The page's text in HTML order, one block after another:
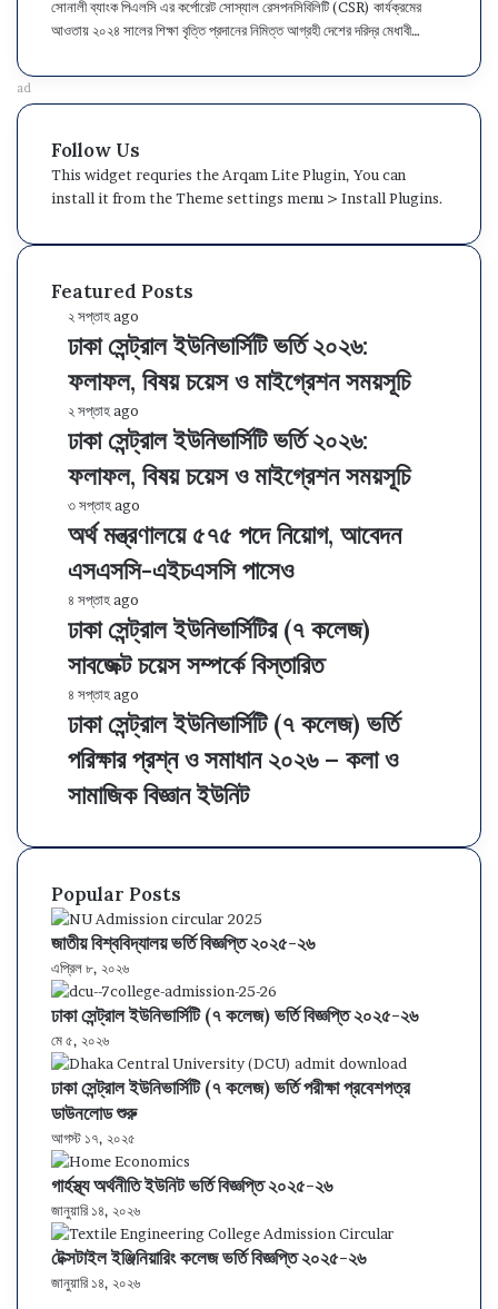
ক্ষা
বি
জ্ঞ
প্তি
০
৫
সোনালী ব্যাংক পিএলসি এর কর্পোরেট সোস্যাল রেসপনসিবিলিটি (CSR) কার্যক্রমের
আওতায় ২০২৪ সালের শিক্ষা বৃত্তি প্রদানের নিমিত্ত আগ্রহী দেশের দরিদ্র মেধাবী…
ad
Follow Us
This widget requries the Arqam Lite Plugin, You can
install it from the Theme settings menu > Install Plugins.
Featured Posts
ঢা
কা
ন্ট্রা
ল
ই
নি
ভা
র্সি
ভ
র্তি
২
০
২
৬
:
ফ
লা
বি
য়
চ
য়ে
স
ও
মা
ই
গ্রে
শ
ন
স
ম
য়
সূ
চি
২ সপ্তাহ ago
ঢাকা সেন্ট্রাল ইউনিভার্সিটি ভর্তি ২০২৬:
ফলাফল, বিষয় চয়েস ও মাইগ্রেশন সময়সূচি
ঢা
কা
ন্ট্রা
ল
ই
নি
ভা
র্সি
টি
ভ
র্তি
২
০
২
৬
লা
ল
,
বি
ষ
য়
চ
য়ে
স
ও
মা
ই
গ্রে
শ
ন
স
ম
য়
সূ
২ সপ্তাহ ago
ঢাকা সেন্ট্রাল ইউনিভার্সিটি ভর্তি ২০২৬:
ফলাফল, বিষয় চয়েস ও মাইগ্রেশন সময়সূচি
অ
র্থ
ন্ত্র
ণা
ল
৫
৭
৫
প
দে
নি
য়ো
বে
দ
ন
এ
স
এ
স
সি
-
এ
ই
চ
এ
স
সি
পা
সে
৩ সপ্তাহ ago
অর্থ মন্ত্রণালয়ে ৫৭৫ পদে নিয়োগ, আবেদন
এসএসসি-এইচএসসি পাসেও
ঢা
কা
ন্ট্রা
ল
ই
নি
ভা
৭
ক
লে
জ
)
সা
ব
জে
ক্ট
চ
য়ে
স
স
ম্প
র্কে
বি
স্তা
৪ সপ্তাহ ago
ঢাকা সেন্ট্রাল ইউনিভার্সিটির (৭ কলেজ)
সাবজেক্ট চয়েস সম্পর্কে বিস্তারিত
ঢা
কা
ন্ট্রা
ল
র্সি
টি
(
৭
ক
লে
জ
)
ভ
র্তি
প
রি
ক্ষা
র
প্র
শ্ন
ও
৪ সপ্তাহ ago
ঢাকা সেন্ট্রাল ইউনিভার্সিটি (৭ কলেজ) ভর্তি
পরিক্ষার প্রশ্ন ও সমাধান ২০২৬ – কলা ও
সামাজিক বিজ্ঞান ইউনিট
Popular Posts
জাতীয় বিশ্ববিদ্যালয় ভর্তি বিজ্ঞপ্তি ২০২৫-২৬
এপ্রিল ৮, ২০২৬
ঢাকা সেন্ট্রাল ইউনিভার্সিটি (৭ কলেজ) ভর্তি বিজ্ঞপ্তি ২০২৫-২৬
মে ৫, ২০২৬
ঢাকা সেন্ট্রাল ইউনিভার্সিটি (৭ কলেজ) ভর্তি পরীক্ষা প্রবেশপত্র
ডাউনলোড শুরু
আগস্ট ১৭, ২০২৫
গার্হস্থ্য অর্থনীতি ইউনিট ভর্তি বিজ্ঞপ্তি ২০২৫-২৬
জানুয়ারি ১৪, ২০২৬
টেক্সটাইল ইঞ্জিনিয়ারিং কলেজ ভর্তি বিজ্ঞপ্তি ২০২৫-২৬
জানুয়ারি ১৪, ২০২৬